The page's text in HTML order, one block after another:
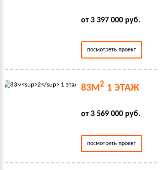
от 3 397 000 руб.
посмотреть проект
83М2 1 ЭТАЖ
от 3 569 000 руб.
посмотреть проект